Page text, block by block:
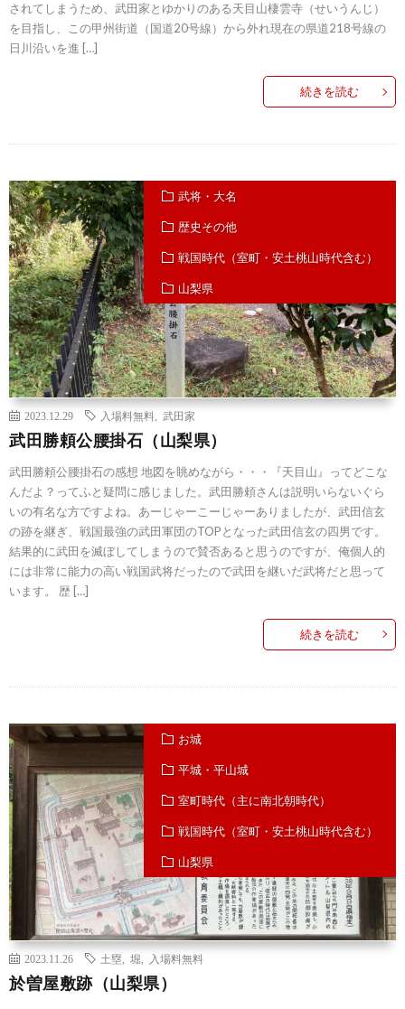
されてしまうため、武田家とゆかりのある天目山棲雲寺（せいうんじ）
を目指し、この甲州街道（国道20号線）から外れ現在の県道218号線の
日川沿いを進 […]
続きを読む
武将・大名
歴史その他
戦国時代（室町・安土桃山時代含む）
山梨県
2023.12.29 入場料無料 武田家
武田勝頼公腰掛石（山梨県）
武田勝頼公腰掛石の感想 地図を眺めながら・・・『天目山』ってどこな
んだよ？ってふと疑問に感じました。武田勝頼さんは説明いらないぐら
いの有名な方ですよね。あーじゃーこーじゃーありましたが、武田信玄
の跡を継ぎ、戦国最強の武田軍団のTOPとなった武田信玄の四男です。
結果的に武田を滅ぼしてしまうので賛否あると思うのですが、俺個人的
には非常に能力の高い戦国武将だったので武田を継いだ武将だと思って
います。 歴 […]
続きを読む
お城
平城・平山城
室町時代（主に南北朝時代）
戦国時代（室町・安土桃山時代含む）
山梨県
2023.11.26 土塁 堀 入場料無料
於曽屋敷跡（山梨県）